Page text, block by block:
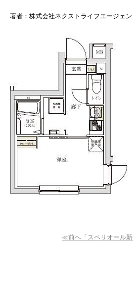
content/themes/
著者：株式会社ネクストライフエージェン
≪前へ「スペリオール新